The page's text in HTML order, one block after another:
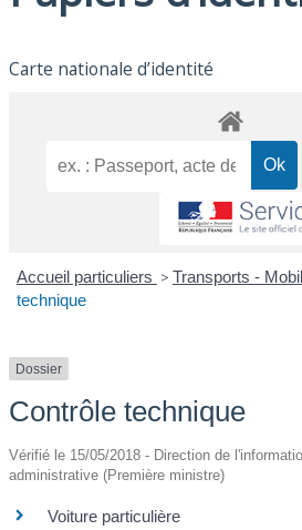
Carte nationale d’identité
Accueil particuliers > Transports -
technique
Dossier
Contrôle technique
Vérifié le 15/05/2018 - Direction de
administrative (Première ministre)
Voiture particulière